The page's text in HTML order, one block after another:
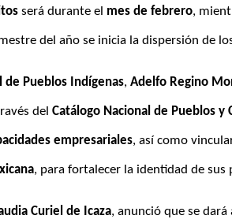
será durante el mes de febrero,
del año se inicia la dispersión de
de Pueblos Indígenas, Adelfo Regino
del Catálogo Nacional de Pueblos
empresariales, así como
, para fortalecer la identidad de sus
Curiel de Icaza, anunció que se